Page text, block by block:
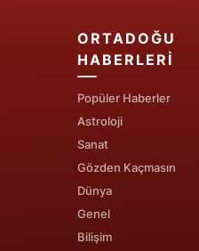
ORTADOĞU
HABERLERI
Popüler Haberler
Astroloji
Sanat
Gözden Kaçmasın
Dünya
Genel
Bilişim